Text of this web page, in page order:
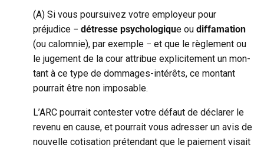
(A) Si vous poursuivez votre employeur pour
préjudice − détresse psychologique ou diffamation
(ou calomnie), par exemple − et que le règlement ou
le jugement de la cour attribue explicitement un mon-
tant à ce type de dommages-intérêts, ce montant
pourrait être non imposable.
L’ARC pourrait contester votre défaut de déclarer le
revenu en cause, et pourrait vous adresser un avis de
nouvelle cotisation prétendant que le paiement visait